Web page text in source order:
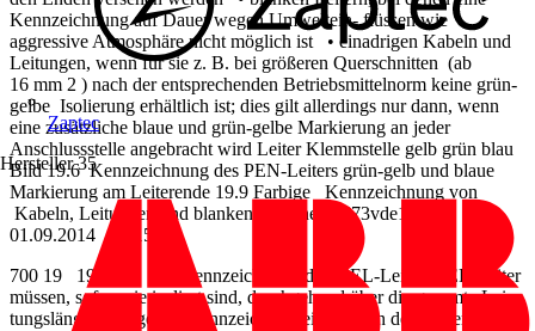
Zaptec
Hersteller 35
Kennzeichnung auf Dauer wegen Umweltein- flüssen wie
aggressive Atmosphäre nicht möglich ist • einadrigen Kabeln und
Leitungen, wenn für sie z. B. bei größeren Querschnitten (ab
16 mm 2 ) nach der entsprechenden Betriebsmittelnorm keine grün-
gelbe Isolierung erhältlich ist; dies gilt allerdings nur dann, wenn
eine zusätzliche blaue und grün-gelbe Markierung an jeder
Anschlussstelle angebracht wird Leiter Klemmstelle gelb grün blau
Bild 19.6 Kennzeichnung des PEN-Leiters grün-gelb und blaue
Markierung am Leiterende 19.9 Farbige Kennzeichnung von
Kabeln, Leitungen und blanken Schienen 1573vde19.indd 699
01.09.2014 16:15:18
700 19 19.9.5.4 Die Kennzeichnung des PEL-Leiters PEL-Leiter
müssen, sofern sie isoliert sind, durchgehend über die gesamte Lei-
tungslänge grün-gelb gekennzeichnet sein, und an den Leiterenden